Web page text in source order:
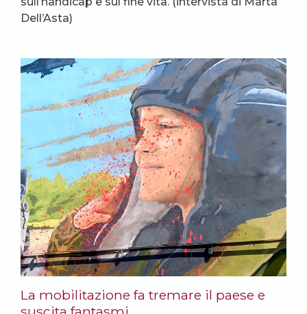
Dell’Asta)
La mobilitazione fa tremare il paese e